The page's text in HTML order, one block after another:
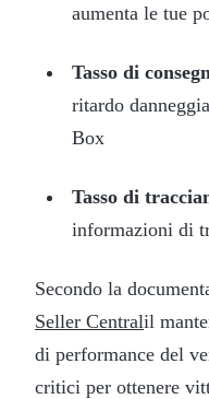
aumenta le tue
Tasso di
ritardo
Box
Tasso di
informazioni di
Secondo la
Seller Centralil
di performance del
critici per ottenere